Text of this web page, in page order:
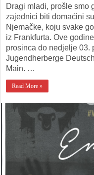
studenata
Dragi mladi, prošle smo
zajednici biti domaćini
Njemačke, koju svake
iz Frankfurta. Ove
prosinca do nedjelje 03.
Jugendherberge
Main. …
Read More »